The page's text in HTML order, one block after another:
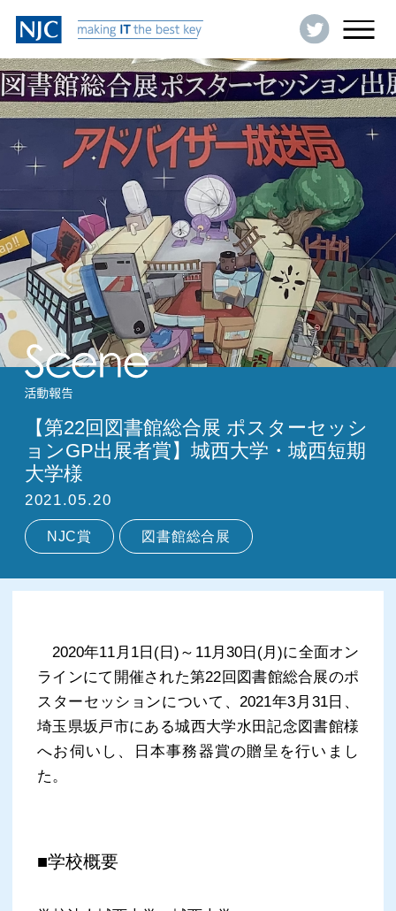
【第22回図書館総合展 ポスターセッシ
ョンGP出展者賞】城西大学・城西短期
大学様
2021.05.20
NJC賞 図書館総合展
2020年11月1日(日)～11月30日(月)に全面オン
ラインにて開催された第22回図書館総合展のポ
スターセッションについて、2021年3月31日、
埼玉県坂戸市にある城西大学水田記念図書館様
へお伺いし、日本事務器賞の贈呈を行いまし
た。
■学校概要